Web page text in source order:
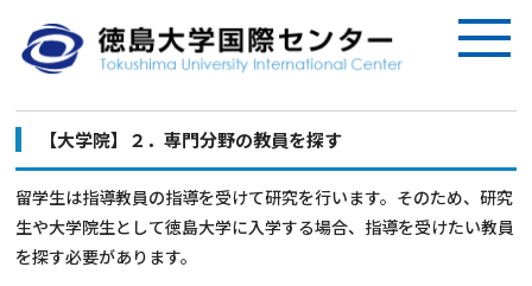
【大学院】２．専門分野の教員を探す
留学生は指導教員の指導を受けて研究を行います。そのため、研究
生や大学院生として徳島大学に入学する場合、指導を受けたい教員
を探す必要があります。